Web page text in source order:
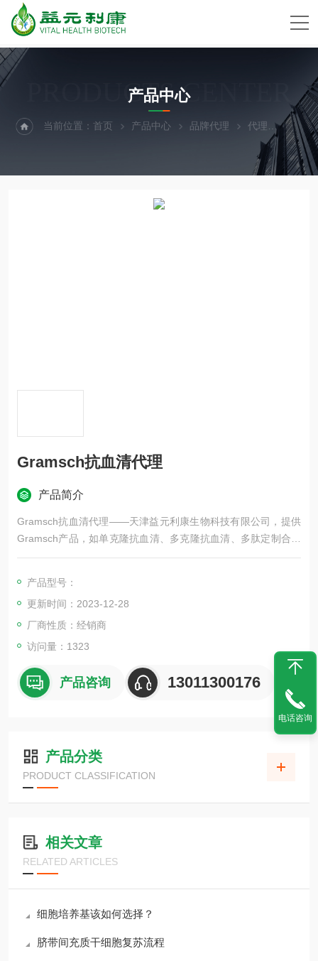
PRODUCTS CENTER
产品中心
当前位置：首页 产品中心 品牌代理 代理
Gramsch抗血清代理
产品简介
Gramsch抗血清代理——天津益元利康生物科技有限公司，提供
Gramsch产品，如单克隆抗血清、多克隆抗血清、多肽定制合成
等，更多Gramsch品牌产品等，欢迎咨询！
产品型号：
更新时间：2023-12-28
厂商性质：经销商
访问量：1323
产品咨询 13011300176
产品分类
PRODUCT CLASSIFICATION
相关文章
RELATED ARTICLES
细胞培养基该如何选择？
脐带间充质干细胞复苏流程
电话咨询